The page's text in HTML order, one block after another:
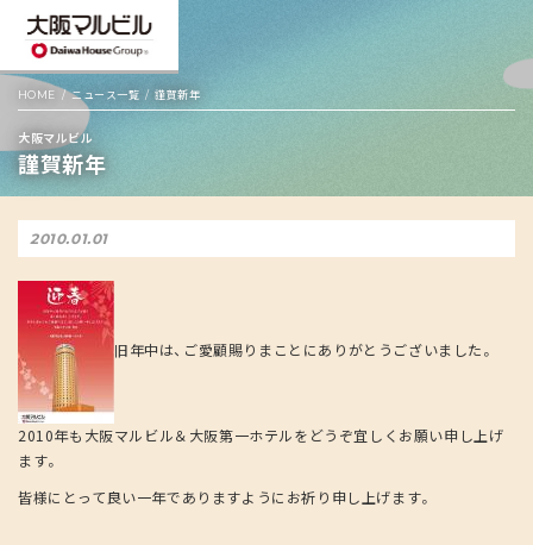
HOME ニュース一覧 謹賀新年
大阪マルビル
謹賀新年
2010.01.01
旧年中は、ご愛顧賜りまことにありがとうございました。
2010年も大阪マルビル＆大阪第一ホテルをどうぞ宜しくお願い申し上げ
ます。
皆様にとって良い一年でありますようにお祈り申し上げます。